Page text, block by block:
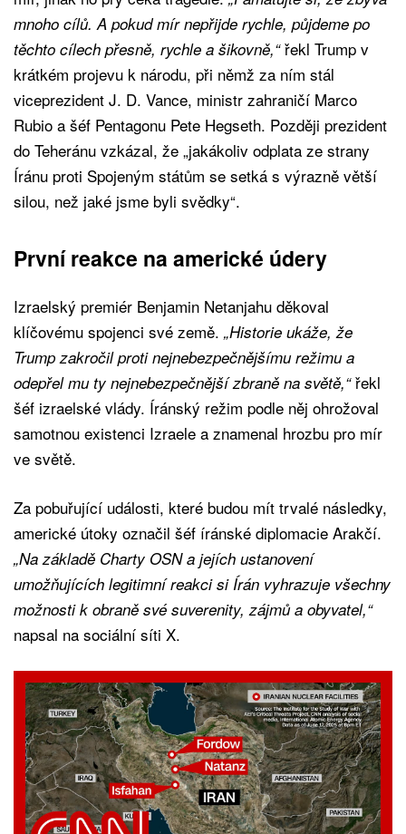
mnoho cílů. A pokud mír nepřijde rychle, půjdeme po
těchto cílech přesně, rychle a šikovně,“řekl Trump v
krátkém projevu k národu, při němž za ním stál
viceprezident J. D. Vance, ministr zahraničí Marco
Rubio a šéf Pentagonu Pete Hegseth. Později prezident
do Teheránu vzkázal, že „jakákoliv odplata ze strany
Íránu proti Spojeným státům se setká s výrazně větší
silou, než jaké jsme byli svědky“.
První reakce na americké údery
Izraelský premiér Benjamin Netanjahu děkoval
klíčovému spojenci své země. „Historie ukáže, že
Trump zakročil proti nejnebezpečnějšímu režimu a
odepřel mu ty nejnebezpečnější zbraně na světě,“řekl
šéf izraelské vlády. Íránský režim podle něj ohrožoval
samotnou existenci Izraele a znamenal hrozbu pro mír
ve světě.
Za pobuřující události, které budou mít trvalé následky,
americké útoky označil šéf íránské diplomacie Arakčí.
„Na základě Charty OSN a jejích ustanovení
umožňujících legitimní reakci si Írán vyhrazuje všechny
možnosti k obraně své suverenity, zájmů a obyvatel,“
napsal na sociální síti X.